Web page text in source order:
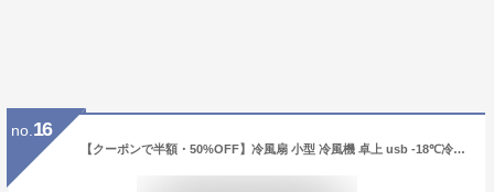
no. 16
【クーポンで半額・50%OFF】冷風扇 小型 冷風機 卓上 usb -18℃冷却＆超パワー 冷風扇風機 ポータブルクーラー ポータブルエアコン 氷 涼しい 冷風機 UV除菌 風量2段階 静音 卓上扇風機 ハンディ 卓上クーラー ミニクーラー 熱中症対策 携帯扇風機 水溶性アロマ対応